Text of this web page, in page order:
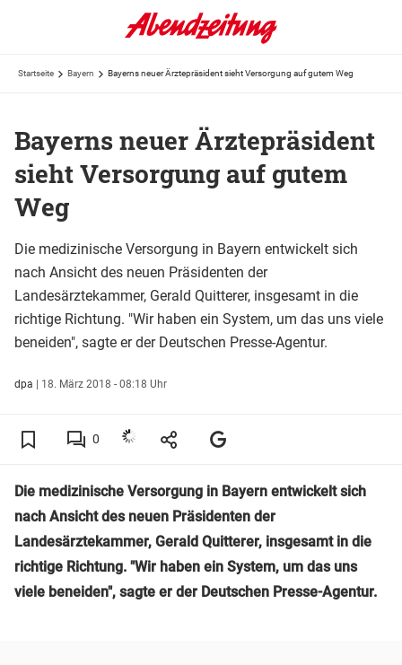
Startseite Bayern Bayerns neuer Ärztepräsident sieht Versorgung auf gutem Weg
Bayerns neuer Ärztepräsident
sieht Versorgung auf gutem
Weg
Die medizinische Versorgung in Bayern entwickelt sich
nach Ansicht des neuen Präsidenten der
Landesärztekammer, Gerald Quitterer, insgesamt in die
richtige Richtung. "Wir haben ein System, um das uns viele
beneiden", sagte er der Deutschen Presse-Agentur.
dpa | 18. März 2018 - 08:18 Uhr
0
Die medizinische Versorgung in Bayern entwickelt sich
nach Ansicht des neuen Präsidenten der
Landesärztekammer, Gerald Quitterer, insgesamt in die
richtige Richtung. "Wir haben ein System, um das uns
viele beneiden", sagte er der Deutschen Presse-Agentur.